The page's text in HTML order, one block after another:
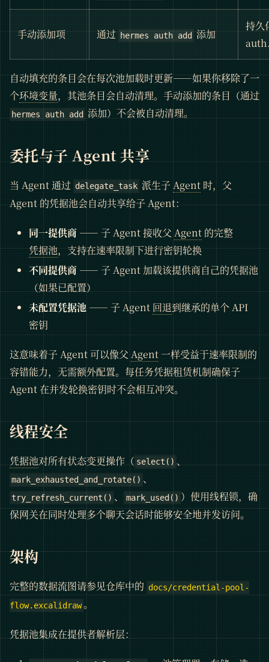
手动添加项 通过 hermes auth add 添加
持久
自动填充的条目会在每次池加载时更新——如果你移除了一
个环境变量，其池条目会自动清理。手动添加的条目（通过
hermes auth add 添加）不会被自动清理。
委托与子 Agent 共享
当 Agent 通过 delegate_task 派生子Agent 时，父
Agent 的凭据池会自动共享给子 Agent：
同一提供商 —— 子 Agent 接收父 Agent 的完整
凭据池，支持在速率限制下进行密钥轮换
不同提供商 —— 子 Agent 加载该提供商自己的凭据池
（如果已配置）
未配置凭据池 —— 子 Agent 回退到继承的单个 API
密钥
这意味着子 Agent 可以像父 Agent 一样受益于速率限制的
容错能力，无需额外配置。每任务凭据租赁机制确保子
Agent 在并发轮换密钥时不会相互冲突。
线程安全
凭据池对所有状态变更操作（ select() 、
mark_exhausted_and_rotate() 、
try_refresh_current() 、 mark_used() ）使用线程锁，确
保网关在同时处理多个聊天会话时能够安全地并发访问。
架构
完整的数据流图请参见仓库中的 docs/credential-pool-
flow.excalidraw。
凭据池集成在提供者解析层：